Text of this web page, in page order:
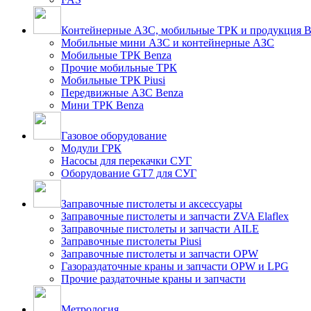
Контейнерные АЗС, мобильные ТРК и продукция
Мобильные мини АЗС и контейнерные АЗС
Мобильные ТРК Benza
Прочие мобильные ТРК
Мобильные ТРК Piusi
Передвижные АЗС Benza
Мини ТРК Benza
Газовое оборудование
Модули ГРК
Насосы для перекачки СУГ
Оборудование GT7 для СУГ
Заправочные пистолеты и аксессуары
Заправочные пистолеты и запчасти ZVA Elaflex
Заправочные пистолеты и запчасти AILE
Заправочные пистолеты Piusi
Заправочные пистолеты и запчасти OPW
Газораздаточные краны и запчасти OPW и LPG
Прочие раздаточные краны и запчасти